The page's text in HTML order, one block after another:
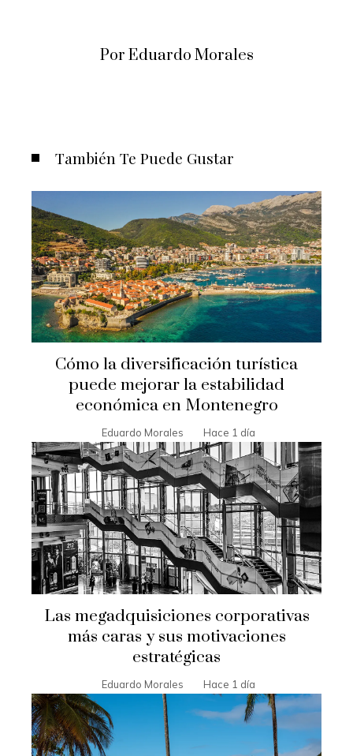
Por Eduardo Morales
También Te Puede Gustar
Cómo la diversificación turística
puede mejorar la estabilidad
económica en Montenegro
Eduardo Morales Hace 1 día
Las megadquisiciones corporativas
más caras y sus motivaciones
estratégicas
Eduardo Morales Hace 1 día